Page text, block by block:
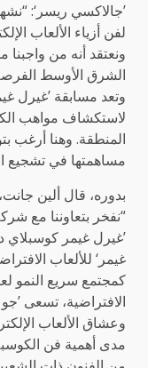
’جالاكسي ريسر‘:
لفن أزياء الألعاب
ونعتقد أنه من
الشرق الأوسط الفرصة
وتعد مسابقة ’غيرل
لاستكشاف مواهب
المنطقة. وهنا أرغب
مساهمتها في تشجيع
بدوره، قال ألين
“نفخر بتعاوننا مع
’غيرل غيمر كوسبلاي
غيمر‘ للألعاب
كمجتمع سريع النمو
الافتراضية، تسعى
وعشاق الألعاب
مدى أهمية فن